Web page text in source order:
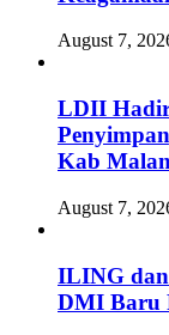
August 7,
LDII
Kab
August 7,
ILING
DMI Baru